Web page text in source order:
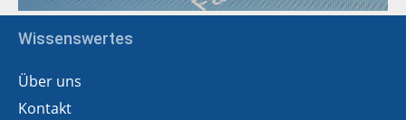
Wissenswertes
Über uns
Kontakt